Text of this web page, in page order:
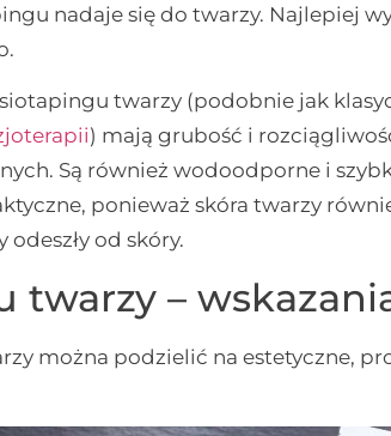
nadaje się do twarzy. Najlepiej
twarzy (podobnie jak
) mają grubość i
Są również wodoodporne i
ponieważ skóra twarzy
od skóry.
twarzy –
można podzielić na estetyczne,